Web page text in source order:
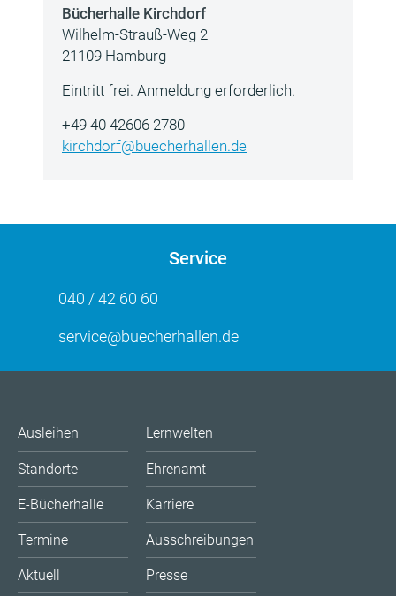
Bücherhalle Kirchdorf
Wilhelm-Strauß-Weg 2
21109 Hamburg
Eintritt frei. Anmeldung erforderlich.
+49 40 42606 2780
kirchdorf@buecherhallen.de
Service
040 / 42 60 60
service@buecherhallen.de
Ausleihen
Standorte
E-Bücherhalle
Termine
Aktuell
Lernwelten
Ehrenamt
Karriere
Ausschreibungen
Presse